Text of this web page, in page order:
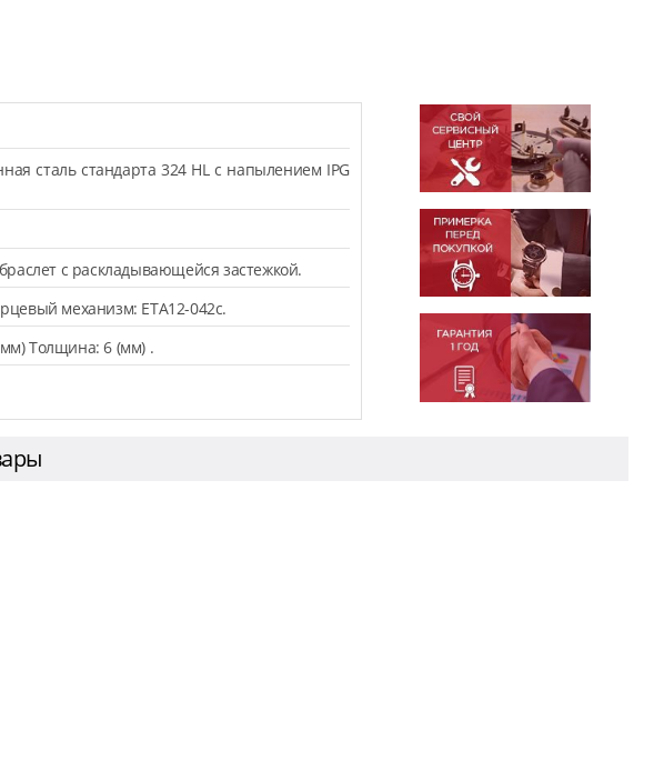
сталь стандарта 324 HL с напылением IPG
с раскладывающейся застежкой.
механизм: ETA12-042c.
Толщина: 6 (мм) .